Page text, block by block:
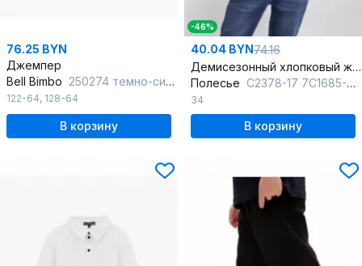
76.25 BYN
Джемпер
Bell Bimbo 250274 темно-синий
122-64, 128-64
В корзину
-46%
40.04 BYN74.16
Демисезонный хлопковый жакет с рисунком для мальчика
Полесье С2378-17 7С1685-Д43 134,140 т.синий
34
В корзину